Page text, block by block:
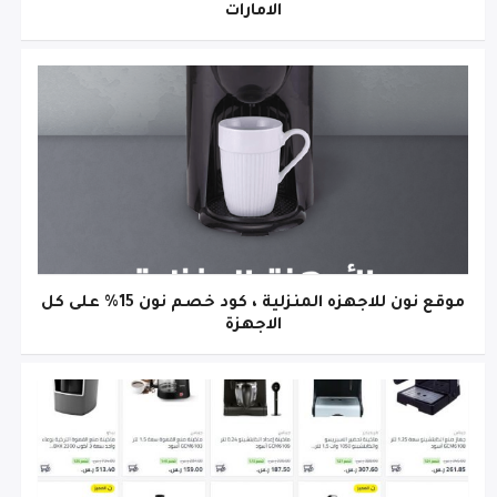
الامارات
موقع نون للاجهزه المنزلية ، كود خصم نون 15% على كل
الاجهزة